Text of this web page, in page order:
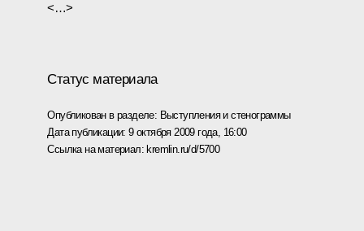
<…>
Статус материала
Опубликован в разделе: Выступления и стенограммы
Дата публикации:9 октября 2009 года, 16:00
Ссылка на материал:kremlin.ru/d/5700